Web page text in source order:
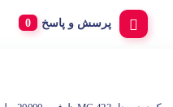
پرسش و پاسخ